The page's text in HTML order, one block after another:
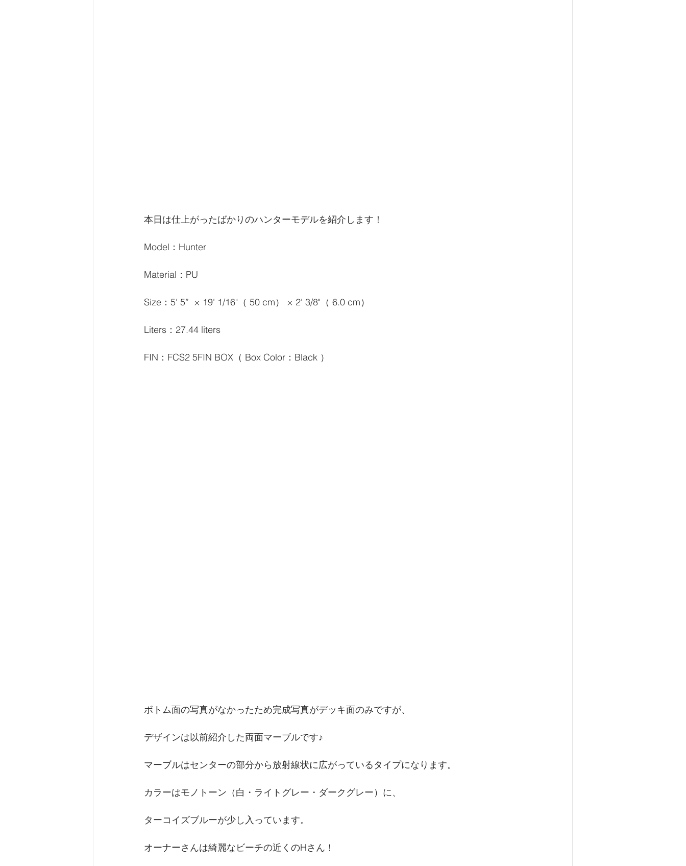
本日は仕上がったばかりのハンターモデルを紹介します！
Model：Hunter
Material：PU
Size：5' 5”  × 19' 1/16"（ 50 cm） × 2' 3/8"（ 6.0 cm）
Liters：27.44 liters
FIN：FCS2 5FIN BOX（ Box Color：Black ）
ボトム面の写真がなかったため完成写真がデッキ面のみですが、
デザインは以前紹介した両面マーブルです♪
マーブルはセンターの部分から放射線状に広がっているタイプになります。
カラーはモノトーン（白・ライトグレー・ダークグレー）に、
ターコイズブルーが少し入っています。
オーナーさんは綺麗なビーチの近くのHさん！